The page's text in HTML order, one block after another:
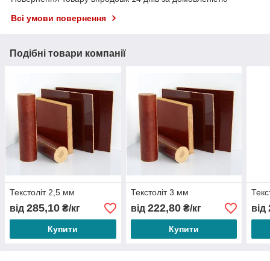
Всі умови повернення
Подібні товари компанії
Текстоліт 2,5 мм
від 285,10 ₴/кг
Купити
Текстоліт 3 мм
від 222,80₴/кг
Купити
від